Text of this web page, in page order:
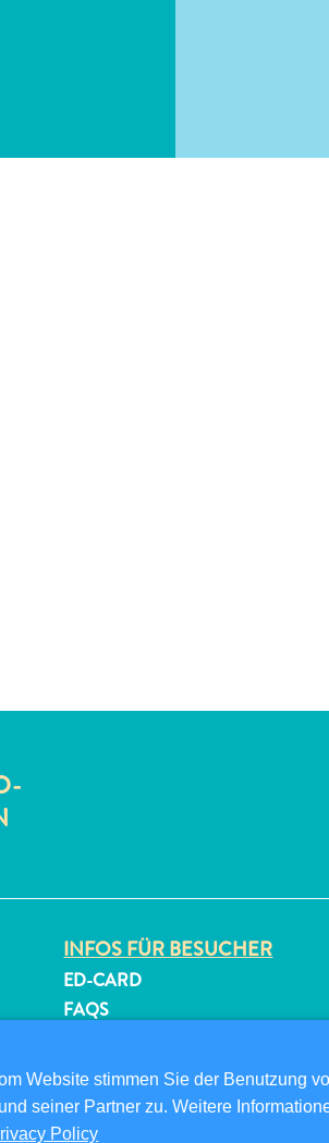
INFOS FÜR BESUCHER
ED-CARD
FAQS
EVENTS
ONLINE-BROSCHÜRE
Website stimmen Sie der Benutzung
seiner Partner zu. Weitere
Policy